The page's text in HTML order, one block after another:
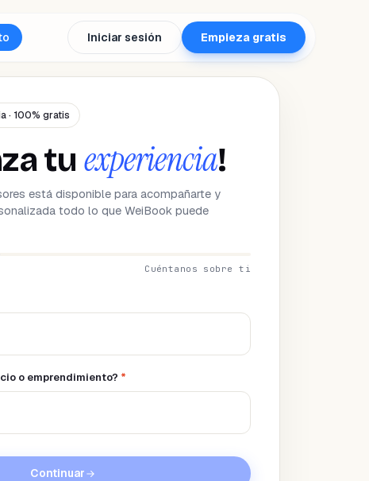
Iniciar sesión Empieza gratis
· 100% gratis
tuexperiencia!
está disponible para acompañarte y
todo lo que WeiBook puede
Cuéntanos sobre ti
o emprendimiento? *
Continuar